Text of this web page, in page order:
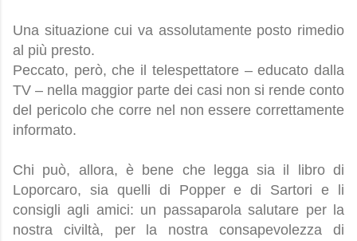
Una situazione cui va assolutamente posto rimedio
al più presto.
Peccato, però, che il telespettatore – educato dalla
TV – nella maggior parte dei casi non si rende conto
del pericolo che corre nel non essere correttamente
informato.
Chi può, allora, è bene che legga sia il libro di
Loporcaro, sia quelli di Popper e di Sartori e li
consigli agli amici: un passaparola salutare per la
nostra civiltà, per la nostra consapevolezza di